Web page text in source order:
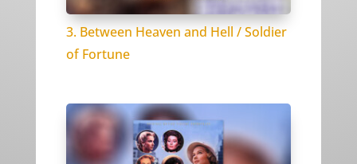
3. Between Heaven and Hell / Soldier
of Fortune